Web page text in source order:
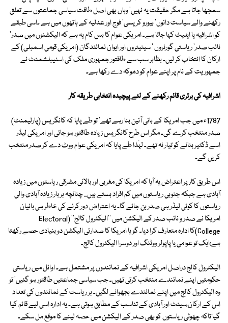
سمجھا جاتا ہے مگر حقیقت یہ نہیں' وہاں بھی اصل طاقت سیاسی جماعتوں سے تعلق
رکھنے والے سیاست دانوں' بیورو کریسی' فوج اور عدلیہ کے ہاتھوں میں ہے ۔اسی طبقے
کو اشرافیہ یا ایلیٹ کہا جاتا ہے۔ امریکی عوام کا بس کام یہ ہے کہ الیکشنوں میں صدر'
نائب صدر' ریاستی گورنروں ' سینیٹروں اور ایوان نمائندگان (امریکی قومی اسمبلی) کے
ارکان کا انتخاب کر لیں۔ بظاہر سب سے طاقتور جمہوری ملک کی اسٹیبلشمنٹ نے
جمہوریت کے نام پر اپنے عوام کو دھوکہ دے رکھا ہے۔
اشرافیہ کی برتری قائم رکھنے کے لئے پیچیدہ انتخابی طریقہ کار
1787ء میں جب امریکا کے بانی آئین بنا رہے تھے' تو طے پایا کہ کانگریس (پارلیمنٹ)
صدر منتخب کرے گی۔ مگر اس طرح کانگریس زیادہ طاقتور ہو جاتی اور امریکی لیڈر
اسے ڈکٹیر بنانے کو تیار نہ تھے۔ لہٰذا طے پایا کہ امریکی عوام ووٹ دے کر صدر منتخب
کریں گے۔
اس طریق کار پر اعتراض یہ آیا کہ امریکا کی مغربی اور بالائی مشرقی ریاستوں میں زیادہ
آبادی ہے جبکہ جنوبی ریاستوں میں کم افراد بستے ہیں... چنانچہ ہر بار زیادہ آبادی والی
ریاستوں کا کوئی لیڈر ہی صدر بن جائے گا۔ یہ اعتراض دور کرنے کی خاطر ہی بانیان
امریکا نے صدر و نائب صدر کے الیکشن میں ''الیکٹرول کالج'' (Electoral
College)کا ادارہ متعارف کرا دیا۔ گویا امریکا کا صدارتی الیکشن دو بنیادی حصے رکھتا
ہے:ایک تو عوامی یا پاپولر ووٹنگ اور دوسرا الیکٹرول کالج۔
الیکٹرول کالج دراصل امریکی اشرافیہ کے نمائندوں پر مشتمل ہے۔ اوائل میں ریاستی
حکومتیں اپنے نمائندے منتخب کرتی تھیں۔ جب سیاسی جماعتیں طاقتور ہو گئیں' تو
وہ الیکٹرول کالج میں اپنے نمائندے بجھوانے لگیں۔ ہر ریاست کے نمائندوں کی تعداد
اس کے ارکان ِسینٹ اور آبادی کے تناسب کے مطابق ہوتی ہے۔ یہ ادارہ اسی لیے قائم کیا
گیا تاکہ چھوٹی ریاستوں کو بھی صدر کے الیکشن میں حصہ لینے کا موقع مل سکے۔